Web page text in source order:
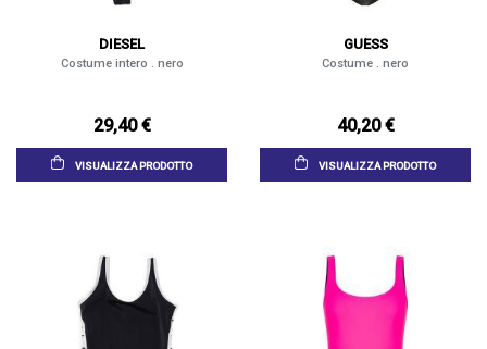
DIESEL
Costume intero . nero
29,40 €
VISUALIZZA PRODOTTO
GUESS
Costume . nero
40,20 €
VISUALIZZA PRODOTTO